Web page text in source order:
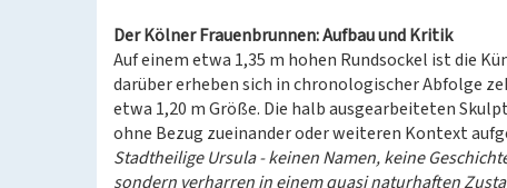
Der Kölner Frauenbrunnen: Aufbau und Kritik
Auf einem etwa 1,35 m hohen Rundsockel ist die
darüber erheben sich in chronologischer Abfolge
etwa 1,20 m Größe. Die halb ausgearbeiteten
ohne Bezug zueinander oder weiteren Kontext
Stadtheilige Ursula - keinen Namen, keine
sondern verharren in einem quasi naturhaften